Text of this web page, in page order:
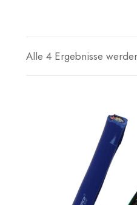
Alle 4 Ergebnisse